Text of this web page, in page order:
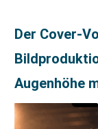
Der Cover-
Augenhöhe